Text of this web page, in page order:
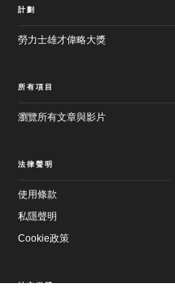
計劃
勞力士雄才偉略大獎
所有項目
瀏覽所有文章與影片
法律聲明
使用條款
私隱聲明
Cookie政策
社交媒體